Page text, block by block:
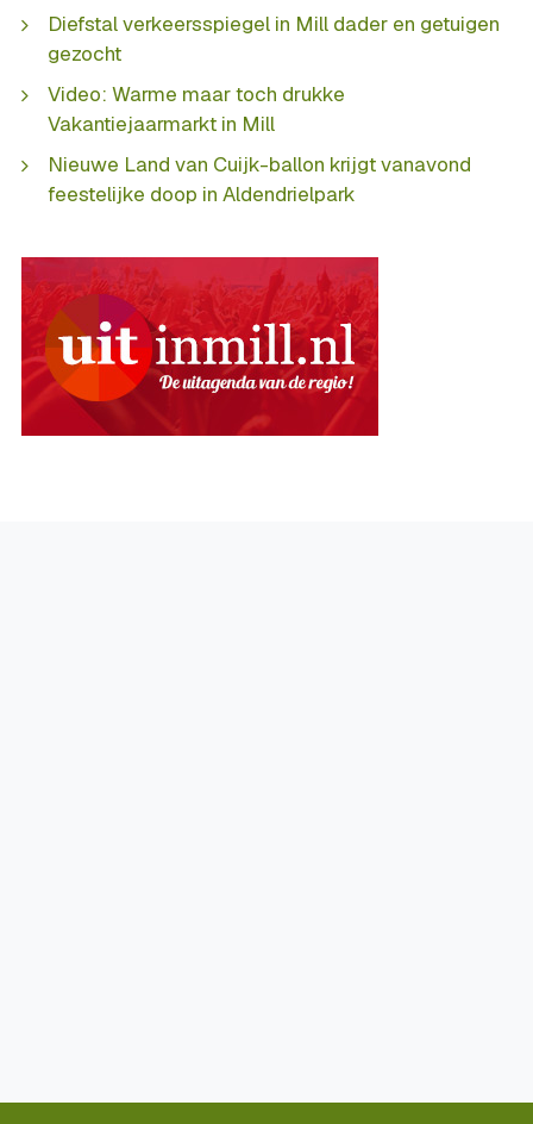
Diefstal verkeersspiegel in Mill dader en getuigen
gezocht
Video: Warme maar toch drukke
Vakantiejaarmarkt in Mill
Nieuwe Land van Cuijk-ballon krijgt vanavond
feestelijke doop in Aldendrielpark